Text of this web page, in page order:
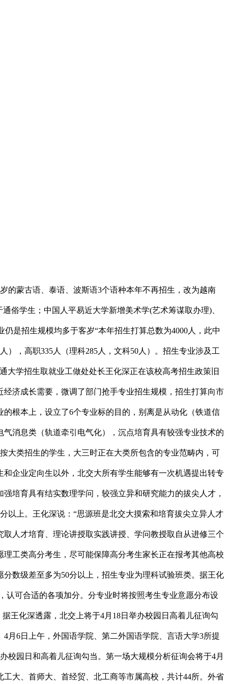
蒙古语、泰语、波斯语3个语种本年不再招生，改为越南
俗学生；中国人平易近大学新增美术学(艺术筹谋取办理)、
是招生规模均多于客岁“本年招生打算总数为4000人，此中
），高职335人（理科285人，文科50人）。招生专业涉及工
大学招生取就业工做处处长王化深正在该校高考招生政策旧
济成长需要，微调了部门抢手专业招生规模，招生打算向市
根本上，设立了6个专业标的目的，别离是从动化（铁道信
消息类（轨道牵引电气化），沉点培育具有较强专业技术的
大类招生的学生，大三时正在大类所包含的专业范畴内，可
企业定向生以外，北交大所有学生能够有一次机遇提出转专
培育具有结实数理学问，较强立异和研究能力的拔尖人才，
以上。王化深说：“思源班是北交大摸索和培育拔尖立异人才
人才培育、理论讲授取实践讲授、学问教授取自从进修三个
工类高分考生，尽可能保障高分考生家长正在报考其他高校
数级差至多为50分以上，招生专业为理科试验班类。据王化
认可合适的各项加分。分专业时将按照考生专业意愿分布设
王化深透露，北交上将于4月18日举办校园日高着儿征询勾
月6日上午，外国语学院、第二外国语学院、言语大学3所提
园日和高着儿征询勾当。第一场大规模分析征询会将于4月
大、首师大、首经贸、北工商等市属高校，共计44所。外省